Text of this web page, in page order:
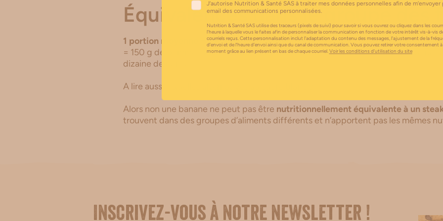
Équivalences dans le groupe des
1 portion moyenne = 150 g = 20 g de glucides
= 150 g de pomme, poire ou orange (fruit moyen) = 2 mandarines = 100 g de
dizaine de cerises
A lire aussi :
Alors non une banane ne peut pas être nutritionnellement équivalente à un
trouvent dans des groupes d’aliments différents et n’apportent pas les mêmes
Inscrivez-vous à notre newsletter !
J’autorise Nutrition & Santé SAS à traiter mes données personnelles afin de m’envoyer
email des communications personnalisées.
Nutrition & Santé SAS utilise des traceurs (pixels de suivi) pour savoir si vous ouvrez ou cliquez dans les
l’heure à laquelle vous le faites afin de personnaliser la communication en fonction de votre intérêt vis-à-vis
courriels reçus. Cette personnalisation inclut l’adaptation du contenu des messages, l’ajustement de la
d’envoi et de l’heure d’envoi ainsi que du canal de communication. Vous pouvez retirer votre consentement
moment grâce au lien présent en bas de chaque courriel.Voir les conditions d’utilisation du site